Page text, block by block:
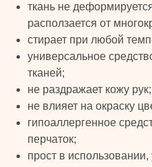
ткань не
расползается от
стирает при любой
универсальное
тканей;
не раздражает кожу рук;
не влияет на окраску
гипоаллергенное
перчаток;
прост в
Бады и витамины
Уход за лицом и телом
Уход за волосами Скидки и
Главная
TURK
PRIME
КАТАЛОГ
© 2024 TURK PRIME. Все права